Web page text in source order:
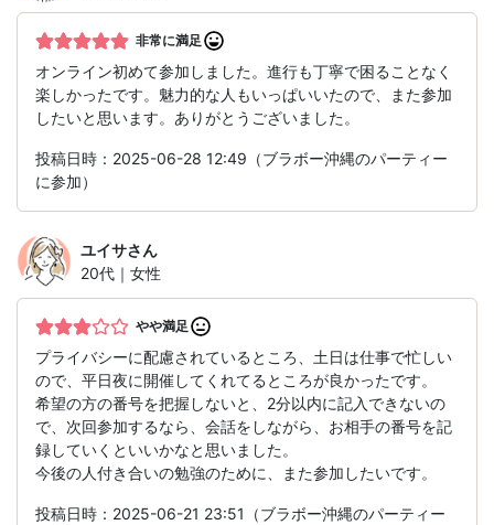
非常に満足
オンライン初めて参加しました。進行も丁寧で困ることなく
楽しかったです。魅力的な人もいっぱいいたので、また参加
したいと思います。ありがとうございました。
投稿日時：2025-06-28 12:49（ブラボー沖縄のパーティー
に参加）
ユイサさん
20代｜女性
やや満足
プライバシーに配慮されているところ、土日は仕事で忙しい
ので、平日夜に開催してくれてるところが良かったです。
希望の方の番号を把握しないと、2分以内に記入できないの
で、次回参加するなら、会話をしながら、お相手の番号を記
録していくといいかなと思いました。
今後の人付き合いの勉強のために、また参加したいです。
投稿日時：2025-06-21 23:51（ブラボー沖縄のパーティー